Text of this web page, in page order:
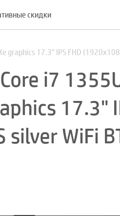
скидки
graphics 17.3" IPS FHD
i7
17.3"
WiFi